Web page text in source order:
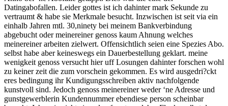
Datingabofallen. Leider gottes ist ich dahinter mark Sekunde zu
vertraumt & habe sie Merkmale besucht. Inzwischen ist seit via ein
einhalb Jahren mtl. 30,ninety bei meinem Bankverbindung
abgebucht oder meinereiner genoss kaum Ahnung welches
meinereiner arbeiten zielwert. Offensichtlich seien eine Spezies Abo.
selbst habe aber keineswegs ein Dauerbestellung geklart. meine
wenigkeit genoss versucht hier uff Losungen dahinter forschen wohl
zu keiner zeit die zum vorschein gekommen. Es wird ausgedri?ckt
eres bedingung ihr Kundigungsschreiben aktiv nachfolgende
kunstvoll sind. Jedoch genoss meinereiner weder ‘ne Adresse und
gunstgewerblerin Kundennummer ebendiese person scheinbar